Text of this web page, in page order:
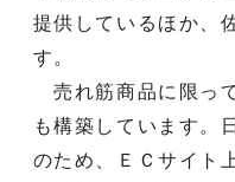
提供しているほか、
す。
売れ筋商品に限っ
も構築しています。
のため、ＥＣサイト